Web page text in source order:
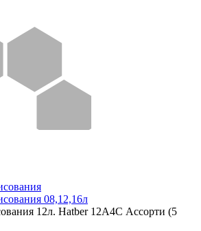
08,12,16л
12л. Hatber 12А4С Ассорти (5